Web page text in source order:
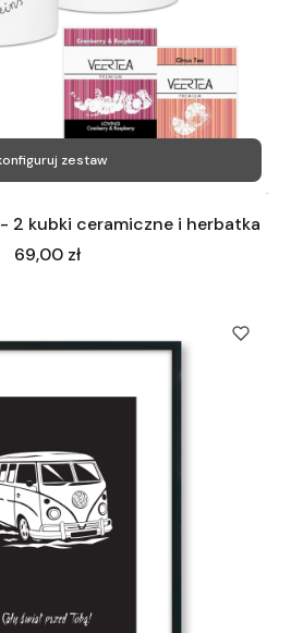
zestaw
2 kubki ceramiczne i herbatka
Cena
69,00 zł